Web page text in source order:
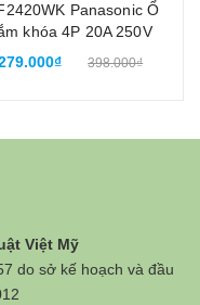
Panasonic Ổ
khóa 4P 20A 250V
locking socket 3P+E
398.000₫
Việt Mỹ
do sở kế hoạch và đầu